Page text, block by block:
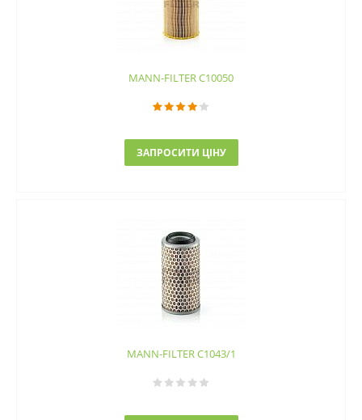
MANN-FILTER C10050
ЗАПРОСИТИ ЦІНУ
MANN-FILTER C1043/1